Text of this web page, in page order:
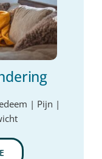
| Pijn |